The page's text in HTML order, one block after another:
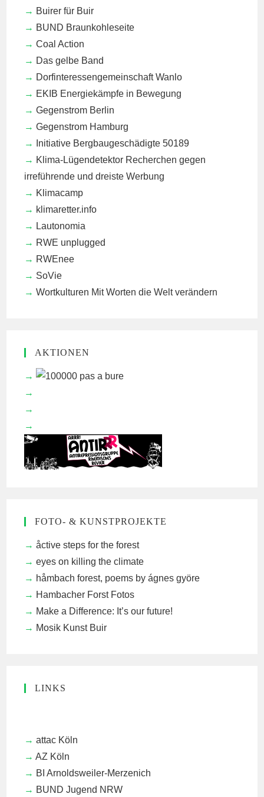
Buirer für Buir
BUND Braunkohleseite
Coal Action
Das gelbe Band
Dorfinteressengemeinschaft Wanlo
EKIB Energiekämpfe in Bewegung
Gegenstrom Berlin
Gegenstrom Hamburg
Initiative Bergbaugeschädigte 50189
Klima-Lügendetektor Recherchen gegen
irreführende und dreiste Werbung
Klimacamp
klimaretter.info
Lautonomia
RWE unplugged
RWEnee
SoVie
Wortkulturen Mit Worten die Welt verändern
AKTIONEN
FOTO- & KUNSTPROJEKTE
åctive steps for the forest
eyes on killing the climate
håmbach forest, poems by ágnes györe
Hambacher Forst Fotos
Make a Difference: It’s our future!
Mosik Kunst Buir
LINKS
attac Köln
AZ Köln
BI Arnoldsweiler-Merzenich
BUND Jugend NRW